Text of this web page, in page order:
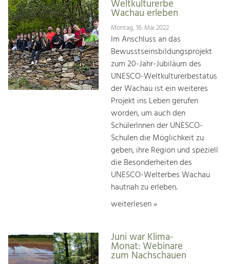
Weltkulturerbe
Wachau erleben
Montag, 16. Mai 2022
Im Anschluss an das
Bewusstseinsbildungsprojekt
zum 20-Jahr-Jubiläum des
UNESCO-Weltkulturerbestatus
der Wachau ist ein weiteres
Projekt ins Leben gerufen
worden, um auch den
SchülerInnen der UNESCO-
Schulen die Möglichkeit zu
geben, ihre Region und speziell
die Besonderheiten des
UNESCO-Welterbes Wachau
hautnah zu erleben.
weiterlesen »
Juni war Klima-
Monat: Webinare
zum Nachschauen